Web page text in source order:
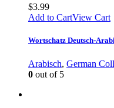
$3.99
Add to CartView Cart
Wortschatz Deutsch-
Arabisch, German
0 out of 5